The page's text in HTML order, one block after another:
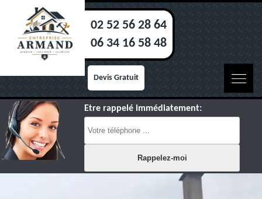
02 52 56 28 64
06 34 16 58 48
Devis Gratuit
Etre rappelé immédiatement: